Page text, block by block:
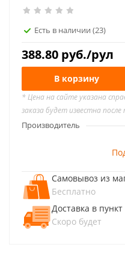
Есть в наличии (23)
388.80 руб./рул
В корзину
* Цена на сайте указана
заказа будет известна
Производитель
Самовывоз из
Бесплатно
Доставка в
Скоро будет